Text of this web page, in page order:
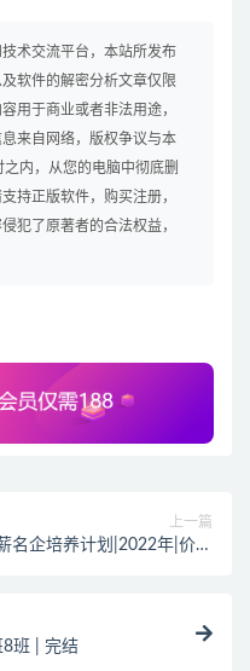
术交流平台，本站所发布
软件的解密分析文章仅限
用于商业或者非法用途，
来自网络，版权争议与本
内，从您的电脑中彻底删
持正版软件，购买注册，
犯了原著者的合法权益，
上一篇
名企培养计划|2022年|价值
8班 | 完结